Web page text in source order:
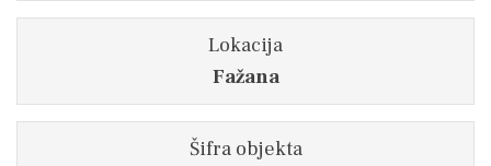
Lokacija
Fažana
Šifra objekta